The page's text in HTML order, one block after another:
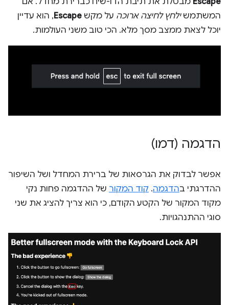
המשתמשילחץ לחיצה ארוכה על מקש Escape, הוא עדיין
יוכל לצאת ממצב מסך מלא. הכי טוב משני העולמות.
הדגמה (דמו)
אפשר לבדוק את הגרסאות של ברירת המחדל ושל השיפור
ההדרגתי בהדגמה. קוד המקור של ההדגמה פחות נקי
מקוד המקור של הקטע הקודם, כי הוא צריך להציג את שני
סוגי ההתנהגויות.